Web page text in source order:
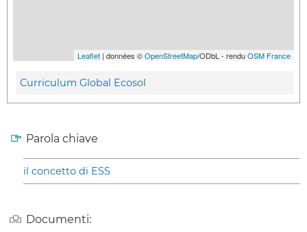
Leaflet | données ©OpenStreetMap/ODbL - renduOSM France
Curriculum Global Ecosol
Parola chiave
il concetto di ESS
Documenti: